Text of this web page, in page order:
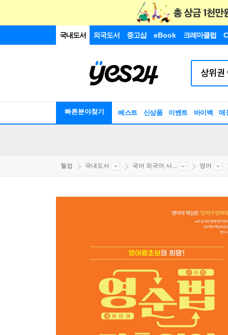
국내도서 외국도서 중고샵 eBook 크레마클럽
빠른분야찾기 베스트 신상품 이벤트 바이백 매
웰컴 국내도서 국어 외국어 사... 영어